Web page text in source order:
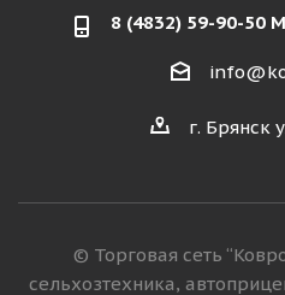
8 (4832) 59-90-
г. Брянск
© Торговая сеть
сельхозтехника,